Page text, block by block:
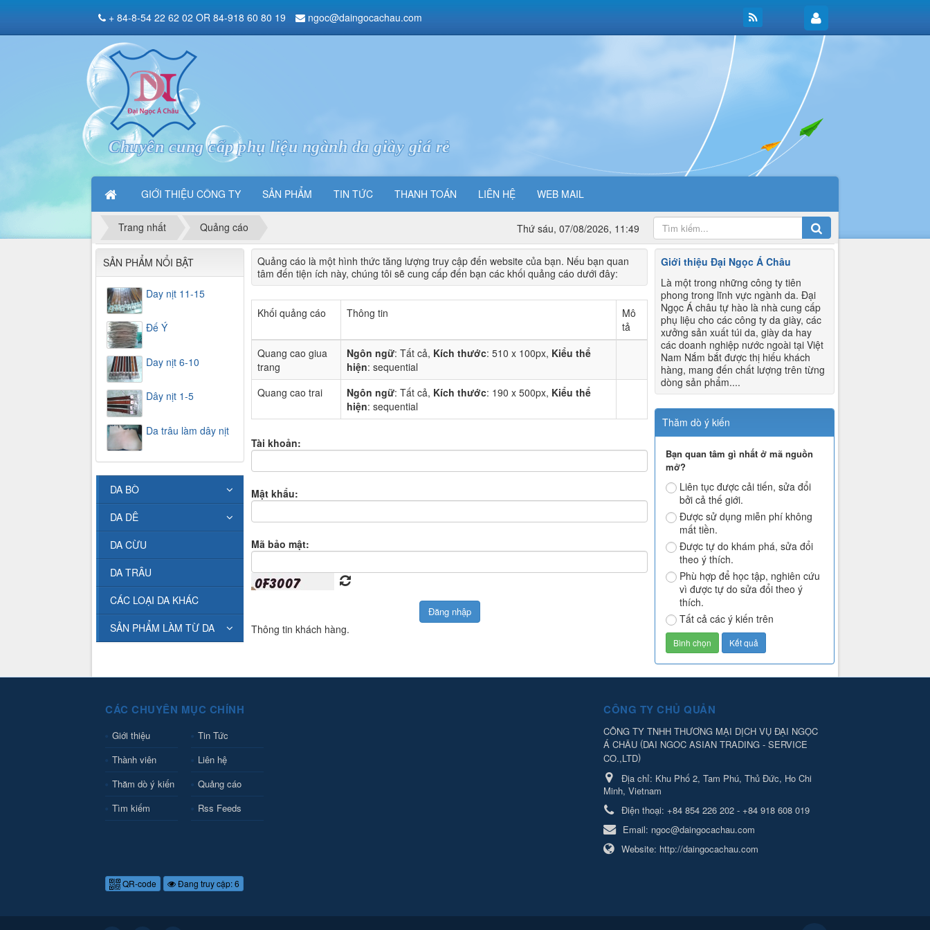
Chuyên cung cấp phụ liệu ngành da giày giá rẻ
GIỚI THIỆU CÔNG TY SẢN PHẨM TIN TỨC THANH TOÁN LIÊN HỆ WEB MAIL
+ 84-8-54 22 62 02 OR 84-918 60 80 19 ngoc@daingocachau.com
Trang nhất Quảng cáo Thứ sáu, 07/08/2026, 11:49
Quảng cáo là một hình thức tăng lượng truy cập đến website của bạn. Nếu bạn quan
tâm đến tiện ích này, chúng tôi sẽ cung cấp đến bạn các khối quảng cáo dưới đây:
Khối quảng cáo Thông tin
Mô
tả
Quang cao giua
trang
Ngôn ngữ: Tất cả, Kích thước: 510 x 100px, Kiểu thể
hiện: sequential
Quang cao trai
Ngôn ngữ: Tất cả, Kích thước: 190 x 500px, Kiểu thể
hiện: sequential
Tài khoản:
Mật khẩu:
Mã bảo mật:
Thông tin khách hàng.
Giới thiệu Đại Ngọc Á Châu
Là một trong những công ty tiên
phong trong lĩnh vực ngành da. Đại
Ngọc Á châu tự hào là nhà cung cấp
phụ liệu cho các công ty da giày, các
xưởng sản xuất túi da, giày da hay
các doanh nghiệp nước ngoài tại Việt
Nam Nắm bắt được thị hiếu khách
hàng, mang đến chất lượng trên từng
dòng sản phẩm....
Thăm dò ý kiến
Bạn quan tâm gì nhất ở mã nguồn
mở?
Liên tục được cải tiến, sửa đổi
bởi cả thế giới.
Được sử dụng miễn phí không
mất tiền.
Được tự do khám phá, sửa đổi
theo ý thích.
Phù hợp để học tập, nghiên cứu
vì được tự do sửa đổi theo ý
thích.
Tất cả các ý kiến trên
SẢN PHẨM NỔI BẬT
Day nịt 11-15
Đế Ý
Day nịt 6-10
Dây nịt 1-5
Da trâu làm dây nịt
DA BÒ
DA DÊ
DA CỪU
DA TRÂU
CÁC LOẠI DA KHÁC
SẢN PHẨM LÀM TỪ DA
CÁC CHUYÊN MỤC CHÍNH
Giới thiệu
Tin Tức
Thành viên
Liên hệ
Thăm dò ý kiến
Quảng cáo
Tìm kiếm
Rss Feeds
CÔNG TY CHỦ QUẢN
CÔNG TY TNHH THƯƠNG MẠI DỊCH VỤ ĐẠI NGỌC
Á CHÂU (DAI NGOC ASIAN TRADING - SERVICE
CO.,LTD)
Địa chỉ: Khu Phố 2, Tam Phú, Thủ Đức, Ho Chi
Minh, Vietnam
Điện thoại: +84 854 226 202 - +84 918 608 019
Email: ngoc@daingocachau.com
Website: http://daingocachau.com
QR-code Đang truy cập: 6